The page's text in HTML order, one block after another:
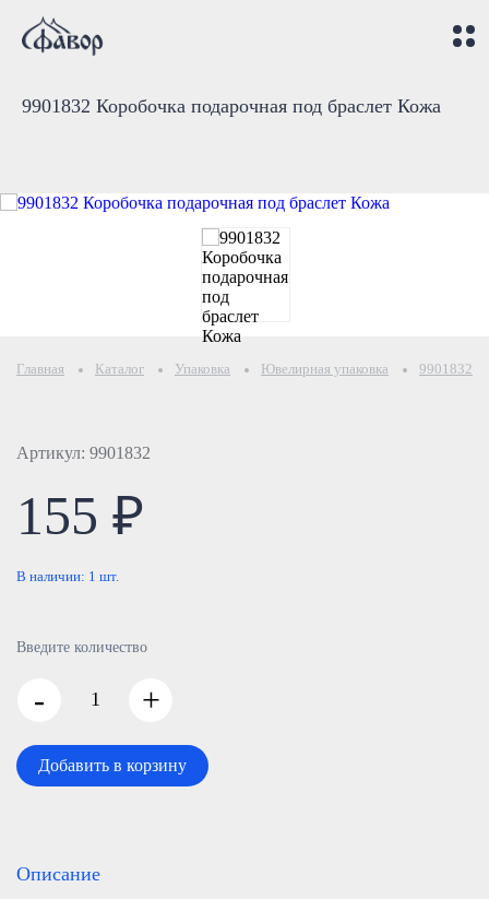
9901832 Коробочка подарочная под браслет Кожа
Главная Каталог Упаковка Ювелирная упаковка 9901832
Артикул: 9901832
155 ₽
В наличии: 1 шт.
Введите количество
- +
Добавить в корзину
Описание